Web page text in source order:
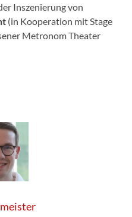
Inszenierung von
(in Kooperation mit Stage
Metronom Theater